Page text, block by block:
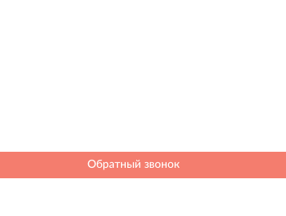
Обратный звонок